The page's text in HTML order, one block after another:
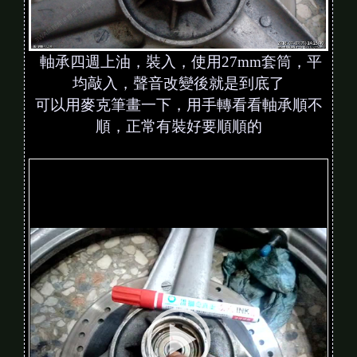
軸承四週上油，裝入，使用27mm套筒，平
均敲入，聲音改變後就是到底了
可以用麥克筆畫一下，用手轉看看軸承順不
順，正常有裝好要順順的
e
o
P
l
a
y